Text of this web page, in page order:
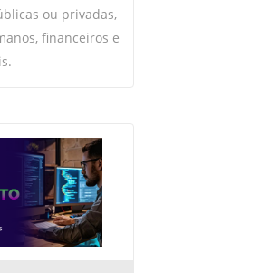
ou privadas,
financeiros e